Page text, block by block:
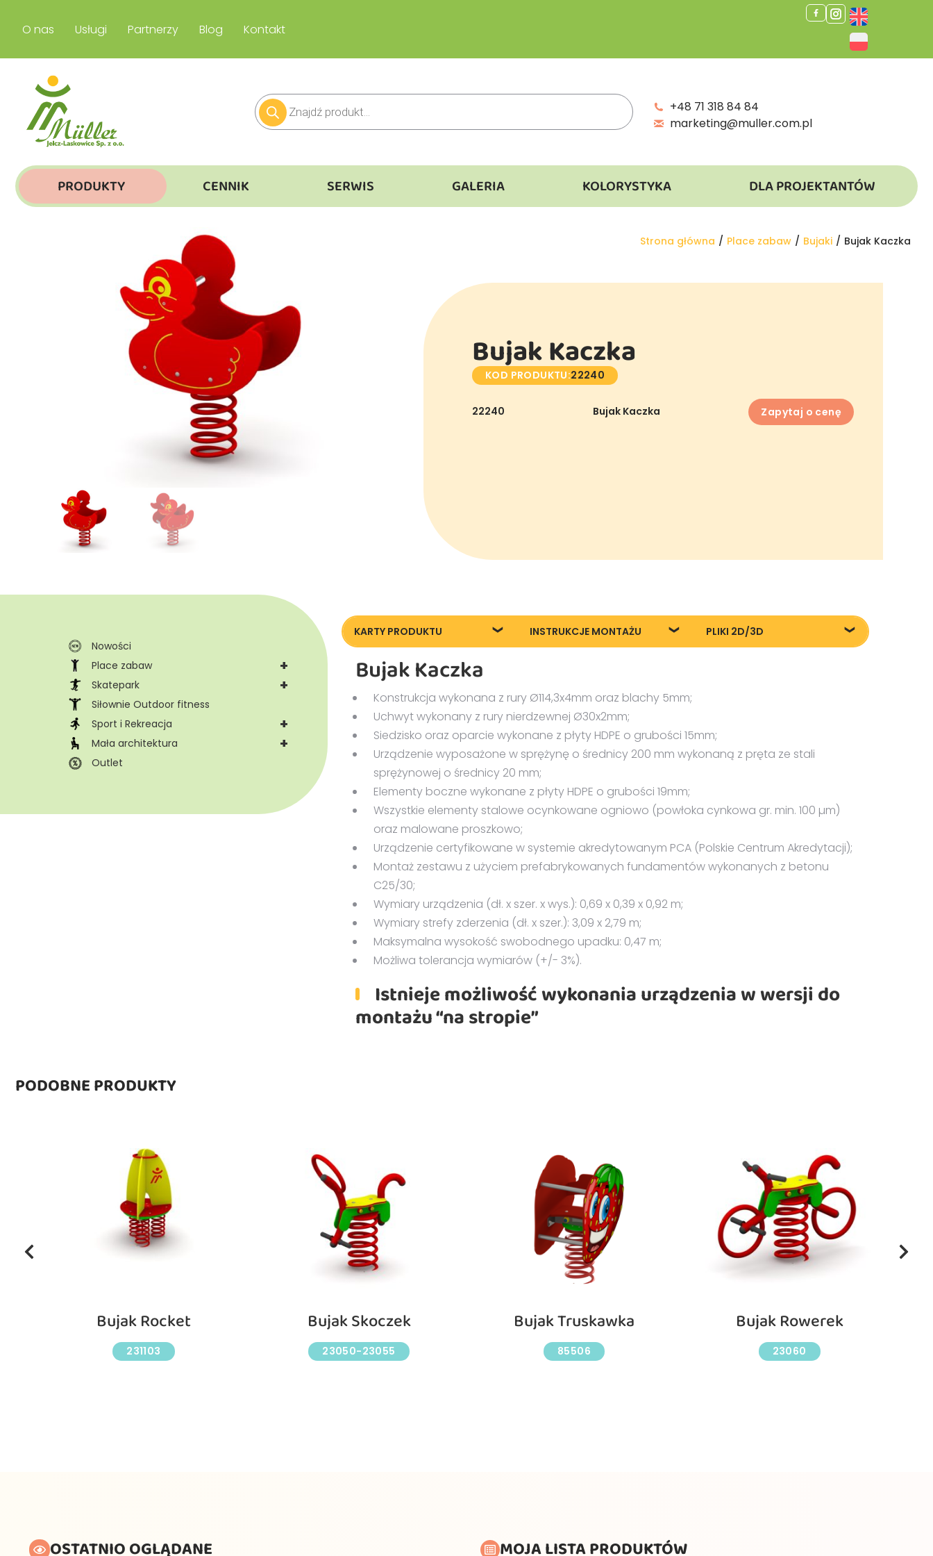
O nas Usługi Partnerzy Blog Kontakt
+48 71 318 84 84
marketing@muller.com.pl
PRODUKTY CENNIK SERWIS GALERIA KOLORYSTYKA DLA PROJEKTANTÓW
Jesteś tutaj:
Strona główna Place zabaw Bujaki Bujak Kaczka
Bujak Kaczka
KOD PRODUKTU:22240
22240 Bujak Kaczka Zapytaj o cenę
Nowości
+
Place zabaw
+
Skatepark
Siłownie Outdoor fitness
+
Sport i Rekreacja
+
Mała architektura
Outlet
KARTY PRODUKTU
22240_Bujak-
Kaczka_KT20200609
INSTRUKCJE MONTAŻU PLIKI 2D/3D
Bujak Kaczka
Konstrukcja wykonana z rury Ø114,3x4mm oraz blachy 5mm;
Uchwyt wykonany z rury nierdzewnej Ø30x2mm;
Siedzisko oraz oparcie wykonane z płyty HDPE o grubości 15mm;
Urządzenie wyposażone w sprężynę o średnicy 200 mm wykonaną z pręta ze stali
sprężynowej o średnicy 20 mm;
Elementy boczne wykonane z płyty HDPE o grubości 19mm;
Wszystkie elementy stalowe ocynkowane ogniowo (powłoka cynkowa gr. min. 100 µm)
oraz malowane proszkowo;
Urządzenie certyfikowane w systemie akredytowanym PCA (Polskie Centrum Akredytacji);
Montaż zestawu z użyciem prefabrykowanych fundamentów wykonanych z betonu
C25/30;
Wymiary urządzenia (dł. x szer. x wys.): 0,69 x 0,39 x 0,92 m;
Wymiary strefy zderzenia (dł. x szer.): 3,09 x 2,79 m;
Maksymalna wysokość swobodnego upadku: 0,47 m;
Możliwa tolerancja wymiarów (+/- 3%).
Istnieje możliwość wykonania urządzenia w wersji do
montażu “na stropie”
PODOBNE PRODUKTY
Bujak Rocket
231103
Bujak Skoczek
23050-23055
Bujak Truskawka
85506
Bujak Rowerek
23060
OSTATNIO OGLĄDANE MOJA LISTA PRODUKTÓW